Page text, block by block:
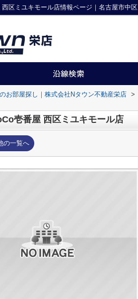
お部屋探し｜株式会社Nタウン不動産栄店 >
壱番屋 西区ミユキモール店
の一覧へ